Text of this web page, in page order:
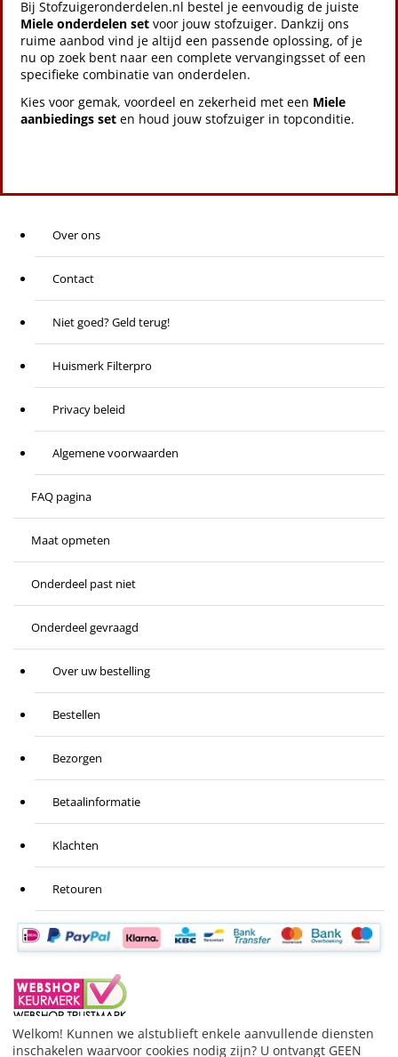
Bij Stofzuigeronderdelen.nl bestel je eenvoudig de juiste
Miele onderdelen set voor jouw stofzuiger. Dankzij ons
ruime aanbod vind je altijd een passende oplossing, of je
nu op zoek bent naar een complete vervangingsset of een
specifieke combinatie van onderdelen.
Kies voor gemak, voordeel en zekerheid met een Miele
aanbiedings set en houd jouw stofzuiger in topconditie.
Over ons
Contact
Niet goed? Geld terug!
Huismerk Filterpro
Privacy beleid
Algemene voorwaarden
FAQ pagina
Maat opmeten
Onderdeel past niet
Onderdeel gevraagd
Over uw bestelling
Bestellen
Bezorgen
Betaalinformatie
Klachten
Retouren
BESTELLING HERROEPEN
Welkom! Kunnen we alstublieft enkele aanvullende diensten
inschakelen waarvoor cookies nodig zijn? U ontvangt GEEN